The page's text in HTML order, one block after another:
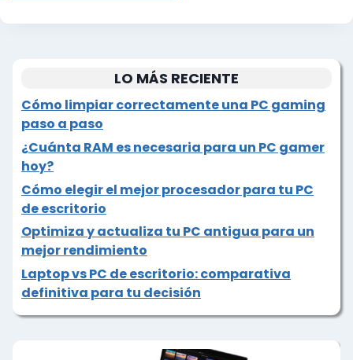
LO MÁS RECIENTE
Cómo limpiar correctamente una PC gaming
paso a paso
¿Cuánta RAM es necesaria para un PC gamer
hoy?
Cómo elegir el mejor procesador para tu PC
de escritorio
Optimiza y actualiza tu PC antigua para un
mejor rendimiento
Laptop vs PC de escritorio: comparativa
definitiva para tu decisión